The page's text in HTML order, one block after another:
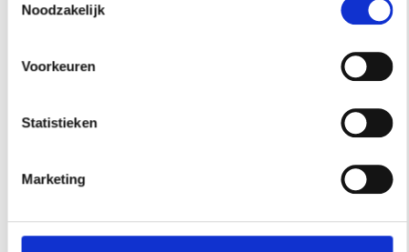
Noodzakelijk
Voorkeuren
Statistieken
Marketing